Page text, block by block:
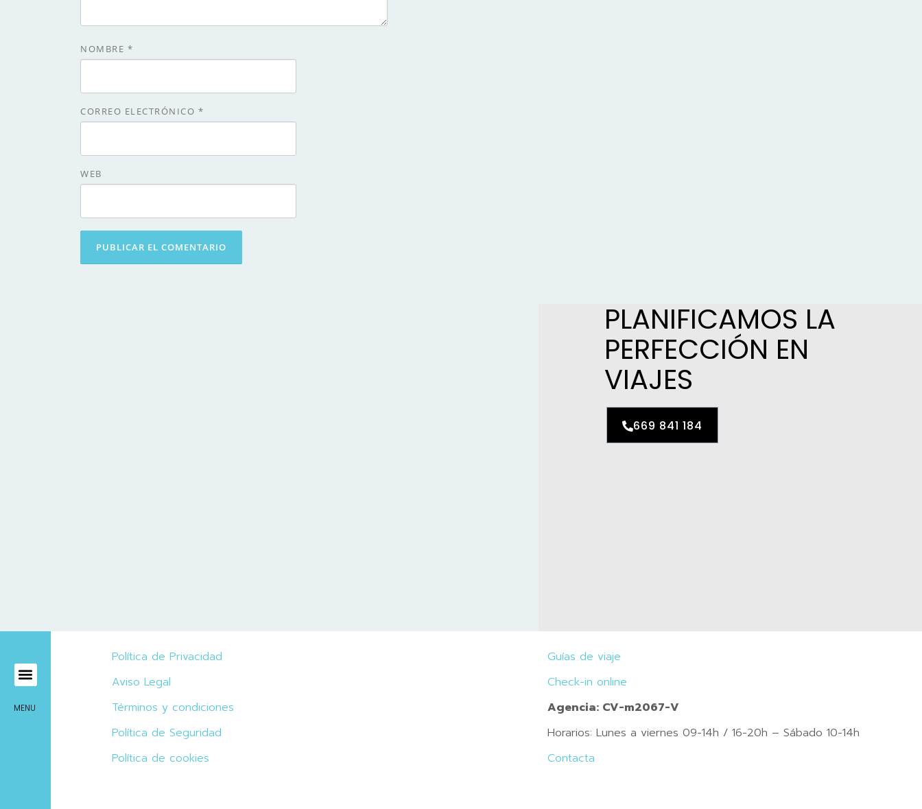
NOMBRE *
CORREO ELECTRÓNICO *
WEB
PLANIFICAMOS LA
PERFECCIÓN EN
VIAJES
669 841 184
MENU
Política de Privacidad
Aviso Legal
Términos y condiciones
Política de Seguridad
Política de cookies
Guías de viaje
Check-in online
Agencia: CV-m2067-V
Horarios: Lunes a viernes 09-14h / 16-20h – Sábado 10-14h
Contacta